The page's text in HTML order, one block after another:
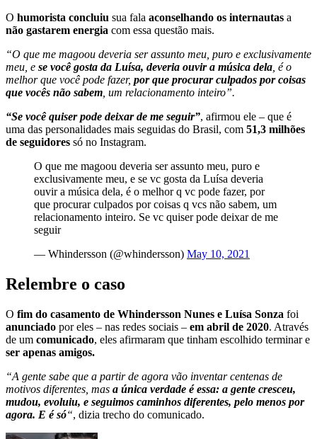
O humorista concluiu sua fala aconselhando os internautas a
não gastarem energia com essa questão mais.
“O que me magoou deveria ser assunto meu, puro e exclusivamente
meu, e se você gosta da Luísa, deveria ouvir a música dela , é o
melhor que você pode fazer, por que procurar culpados por coisas
que vocês não sabem , um relacionamento inteiro”.
“Se você quiser pode deixar de me seguir”, afirmou ele – que é
uma das personalidades mais seguidas do Brasil, com 51,3 milhões
de seguidores só no Instagram.
O que me magoou deveria ser assunto meu, puro e
exclusivamente meu, e se vc gosta da Luísa deveria
ouvir a música dela, é o melhor q vc pode fazer, por
que procurar culpados por coisas q vcs não sabem, um
relacionamento inteiro. Se vc quiser pode deixar de me
seguir
— Whindersson (@whindersson) May 10, 2021
Relembre o caso
O fim do casamento de Whindersson Nunes e Luísa Sonza foi
anunciado por eles – nas redes sociais – em abril de 2020. Através
de um comunicado, eles afirmaram que tinham escolhido terminar e
ser apenas amigos.
“A gente sabe que a partir de agora vão inventar centenas de
motivos diferentes, mas a única verdade é essa: a gente cresceu,
mudou, evoluiu, e seguimos caminhos diferentes, pelo menos por
agora. E é só“, dizia trecho do comunicado.